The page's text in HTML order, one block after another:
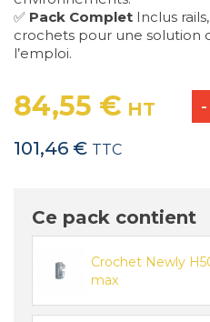
✅ Pack Complet Inclus
crochets pour une solution
l’emploi.
84,55 € HT
101,46 € TTC
Ce pack contient
Crochet Newly
max